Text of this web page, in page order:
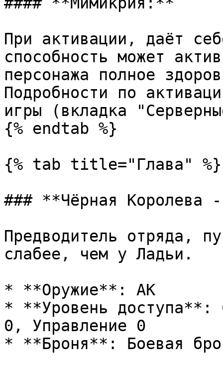
При активации, даёт
способность может
персонажа полное
Подробности по
игры (вкладка
{% endtab %}
{% tab title="Глава" %}
### **Чёрная Королева
Предводитель отряда,
слабее, чем у Ладьи.
* **Оружие**: AK
* **Уровень доступа**:
0, Управление 0
* **Броня**: Боевая